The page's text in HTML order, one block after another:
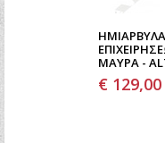
ΜΑΎΡΑ -
€ 129,00